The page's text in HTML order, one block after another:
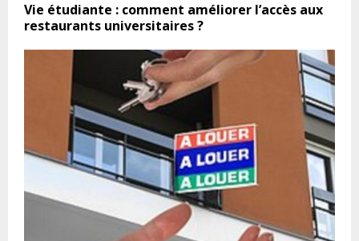
Vie étudiante : comment améliorer l’accès aux
restaurants universitaires ?